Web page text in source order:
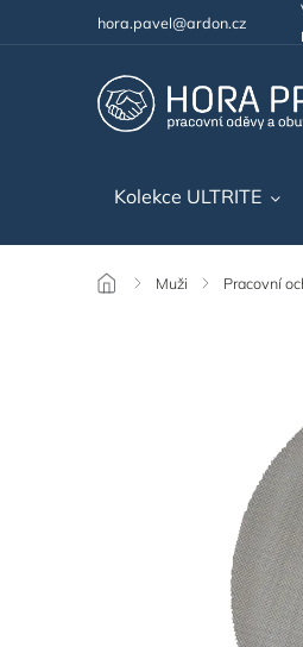
hora.pavel@ardon.cz
Kolekce ULTRITE
/ Muži / Pracovní